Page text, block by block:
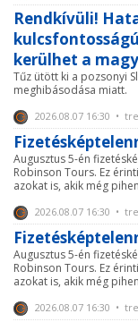
Rendkívüli!
kerülhet a
Tűz ütött ki a pozsonyi
meghibásodása miatt.
2026.08.07 16:30 •
Augusztus 5-én
Robinson Tours. Ez
azokat is, akik még
2026.08.07 16:30 •
Augusztus 5-én
Robinson Tours. Ez
azokat is, akik még
2026.08.07 16:30 •